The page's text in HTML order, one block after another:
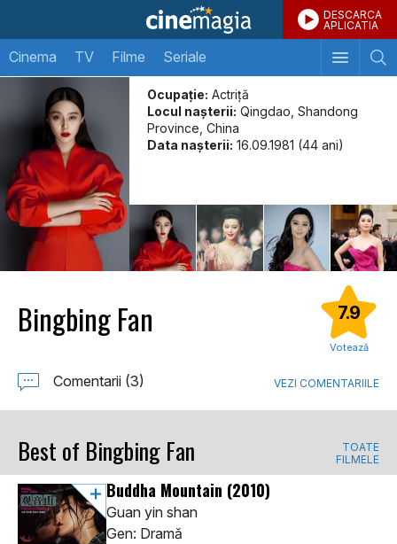
DESCARCA
APLICATIA
Cinema TV Filme Seriale
Ocupație: Actriţă
Locul naşterii: Qingdao, Shandong
Province, China
Data naşterii: 16.09.1981 (44 ani)
Bingbing Fan 7.9
Votează
Comentarii (3) VEZI COMENTARIILE
Best of Bingbing Fan
TOATE
FILMELE
Buddha Mountain (2010)
Guan yin shan
Gen: Dramă